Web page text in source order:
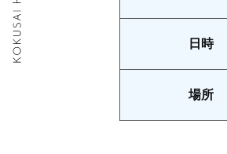
日時
場所